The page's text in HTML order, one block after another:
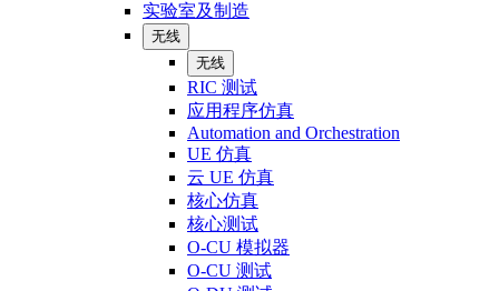
实验室及制造
无线
无线
RIC 测试
应用程序仿真
Automation and Orchestration
UE 仿真
云 UE 仿真
核心仿真
核心测试
O-CU 模拟器
O-CU 测试